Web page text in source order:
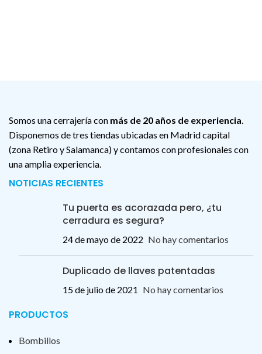
Somos una cerrajería con más de 20 años de experiencia
Disponemos de tres tiendas ubicadas en Madrid capital
(zona Retiro y Salamanca) y contamos con profesionales con
una amplia experiencia.
NOTICIAS RECIENTES
Tu puerta es acorazada pero, ¿tu
cerradura es segura?
24 de mayo de 2022 No hay comentarios
Duplicado de llaves patentadas
15 de julio de 2021 No hay comentarios
PRODUCTOS
Bombillos